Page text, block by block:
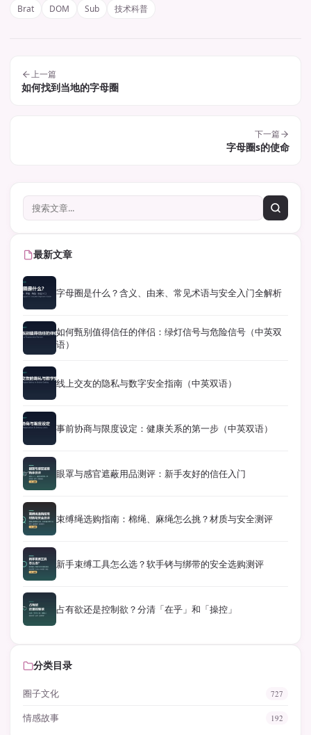
Brat DOM Sub 技术科普
上一篇
如何找到当地的字母圈
下一篇
字母圈s的使命
最新文章
字母圈是什么？含义、由来、常见术语与安全入门全解析
如何甄别值得信任的伴侣：绿灯信号与危险信号（中英双
语）
线上交友的隐私与数字安全指南（中英双语）
事前协商与限度设定：健康关系的第一步（中英双语）
眼罩与感官遮蔽用品测评：新手友好的信任入门
束缚绳选购指南：棉绳、麻绳怎么挑？材质与安全测评
新手束缚工具怎么选？软手铐与绑带的安全选购测评
占有欲还是控制欲？分清「在乎」和「操控」
分类目录
圈子文化 727
情感故事 192